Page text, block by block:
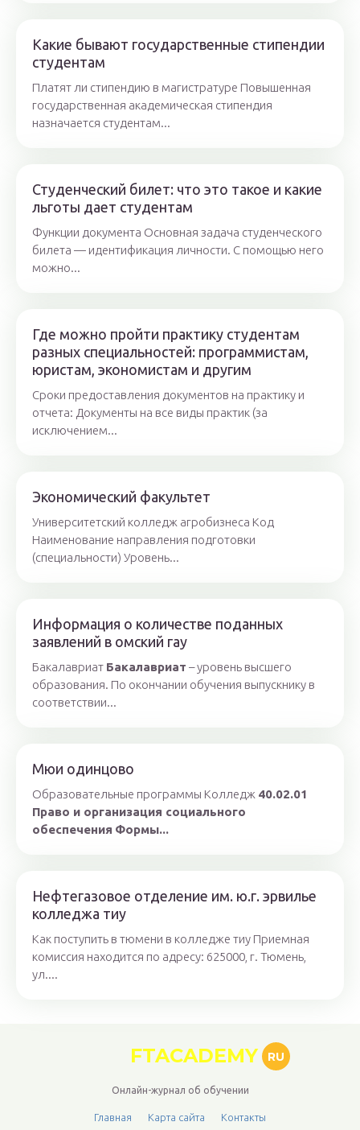
Какие бывают государственные стипендии
студентам
Платят ли стипендию в магистратуре Повышенная
государственная академическая стипендия
назначается студентам...
Студенческий билет: что это такое и какие
льготы дает студентам
Функции документа Основная задача студенческого
билета — идентификация личности. С помощью него
можно...
Где можно пройти практику студентам
разных специальностей: программистам,
юристам, экономистам и другим
Сроки предоставления документов на практику и
отчета: Документы на все виды практик (за
исключением...
Экономический факультет
Университетский колледж агробизнеса Код
Наименование направления подготовки
(специальности) Уровень...
Информация о количестве поданных
заявлений в омский гау
Бакалавриат Бакалавриат – уровень высшего
образования. По окончании обучения выпускнику в
соответствии...
Мюи одинцово
Образовательные программы Колледж 40.02.01
Право и организация социального
обеспечения Формы...
Нефтегазовое отделение им. ю.г. эрвилье
колледжа тиу
Как поступить в тюмени в колледже тиу Приемная
комиссия находится по адресу: 625000, г. Тюмень,
ул....
FTACADEMY RU
Онлайн-журнал об обучении
Главная Карта сайта Контакты